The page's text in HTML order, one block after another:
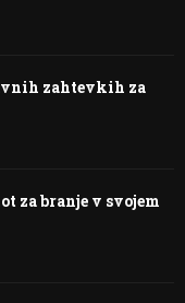
zahtevkih za
za branje v svojem